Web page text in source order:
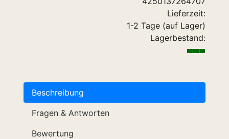
Lieferzeit:
1-2 Tage (auf Lager)
Lagerbestand:
Beschreibung
Fragen & Antworten
Bewertung